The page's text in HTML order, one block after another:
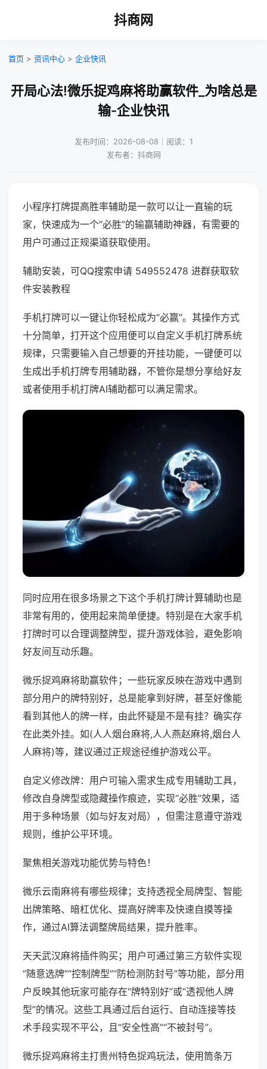
抖商网
首页 > 资讯中心 > 企业快讯
开局心法!微乐捉鸡麻将助赢软件_为啥总是
输-企业快讯
发布时间：2026-08-08｜阅读：1
发布者：抖商网
小程序打牌提高胜率辅助是一款可以让一直输的玩
家，快速成为一个“必胜”的输赢辅助神器，有需要的
用户可通过正规渠道获取使用。
辅助安装，可QQ搜索申请 549552478 进群获取软
件安装教程
手机打牌可以一键让你轻松成为“必赢”。其操作方式
十分简单，打开这个应用便可以自定义手机打牌系统
规律，只需要输入自己想要的开挂功能，一键便可以
生成出手机打牌专用辅助器，不管你是想分享给好友
或者使用手机打牌AI辅助都可以满足需求。
同时应用在很多场景之下这个手机打牌计算辅助也是
非常有用的，使用起来简单便捷。特别是在大家手机
打牌时可以合理调整牌型，提升游戏体验，避免影响
好友间互动乐趣。
微乐捉鸡麻将助赢软件；一些玩家反映在游戏中遇到
部分用户的牌特别好，总是能拿到好牌，甚至好像能
看到其他人的牌一样，由此怀疑是不是有挂？确实存
在此类外挂。如(人人烟台麻将,人人燕赵麻将,烟台人
人麻将)等，建议通过正规途径维护游戏公平。
自定义修改牌：用户可输入需求生成专用辅助工具，
修改自身牌型或隐藏操作痕迹，实现“必胜”效果，适
用于多种场景（如与好友对局），但需注意遵守游戏
规则，维护公平环境。
聚焦相关游戏功能优势与特色！
微乐云南麻将有哪些规律；支持透视全局牌型、智能
出牌策略、暗杠优化、提高好牌率及快速自摸等操
作，通过AI算法调整牌局结果，提升胜率。
天天武汉麻将插件购买；用户可通过第三方软件实现
“随意选牌”“控制牌型”“防检测防封号”等功能，部分用
户反映其他玩家可能存在“牌特别好”或“透视他人牌
型”的情况。这些工具通过后台运行、自动连接等技
术手段实现不平公，且“安全性高”“不被封号”。
微乐捉鸡麻将主打贵州特色捉鸡玩法，使用筒条万